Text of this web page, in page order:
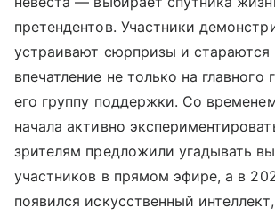
претендентов. Участники
устраивают сюрпризы и стараются
впечатление не только на главного
его группу поддержки. Со
начала активно
зрителям предложили угадывать
участников в прямом эфире, а в
появился искусственный